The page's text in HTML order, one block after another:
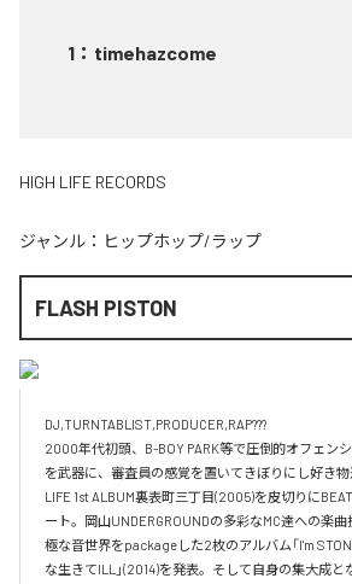
1 ： timehazcome
HIGH LIFE RECORDS
ジャンル： ヒップホップ/ラップ
FLASH PISTON
DJ,TURNTABLIST,PRODUCER,RAP???
2000年代初頭、B-BOY PARK等で圧倒的オフェン
を武器に、審査員の感覚を置いてきぼりにし好き物
LIFE 1st ALBUM裏表町三丁目(2005)を皮切りに
ート。岡山UNDERGROUNDの多彩なMC達への楽
極な音世界をpackageした2枚のアルバム「I'm
な生きてILL」(2014)を発表。そして自身の集大成と